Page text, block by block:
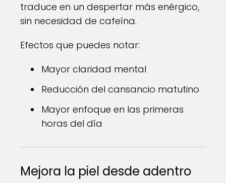
traduce en un despertar más enérgico,
sin necesidad de cafeína.
Efectos que puedes notar:
Mayor claridad mental
Reducción del cansancio matutino
Mayor enfoque en las primeras
horas del día
Mejora la piel desde adentro